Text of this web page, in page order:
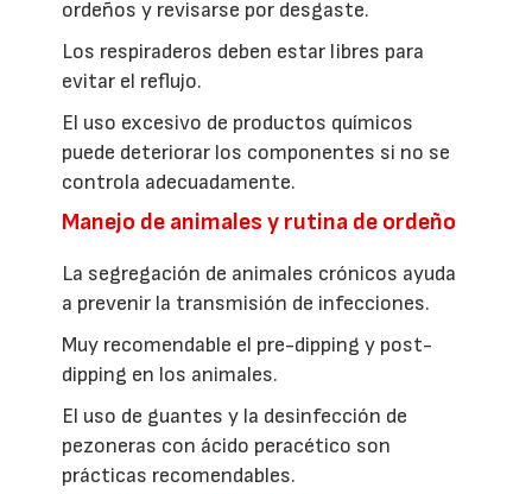
ordeños y revisarse por desgaste.
Los respiraderos deben estar libres para
evitar el reflujo.
El uso excesivo de productos químicos
puede deteriorar los componentes si no se
controla adecuadamente.
Manejo de animales y rutina de ordeño
La segregación de animales crónicos ayuda
a prevenir la transmisión de infecciones.
Muy recomendable el pre-dipping y post-
dipping en los animales.
El uso de guantes y la desinfección de
pezoneras con ácido peracético son
prácticas recomendables.